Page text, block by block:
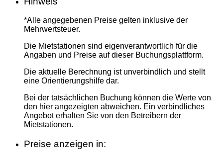
*Alle angegebenen Preise gelten inklusive der
Mehrwertsteuer.
Die Mietstationen sind eigenverantwortlich für die
Angaben und Preise auf dieser Buchungsplattform.
Die aktuelle Berechnung ist unverbindlich und stellt
eine Orientierungshilfe dar.
Bei der tatsächlichen Buchung können die Werte von
den hier angezeigten abweichen. Ein verbindliches
Angebot erhalten Sie von den Betreibern der
Mietstationen.
Preise anzeigen in: